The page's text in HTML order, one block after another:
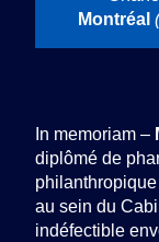
Montréal
In memoriam –
diplômé de
au sein du
indéfectible